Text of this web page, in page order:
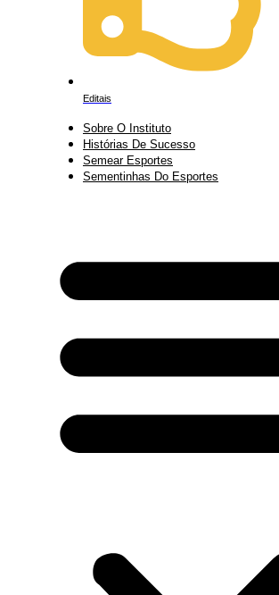
Editais
Sobre O Instituto
Histórias De Sucesso
Semear Esportes
Sementinhas Do Esportes